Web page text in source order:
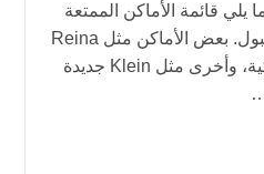
يلي قائمة الأماكن الممتعة
لأجمل الاحتفالات في اسطنبول. بعض الأماكن مثل Reina
أو Lucca هي أماكن كلاسيكية، وأخرى مثل Klein جديدة